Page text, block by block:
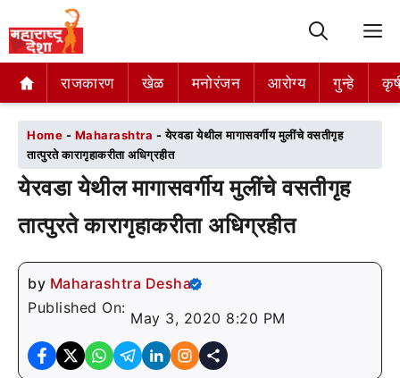
राजकारण खेळ मनोरंजन आरोग्य गुन्हे
राजकारण खेळ मनोरंजन आरोग्य गुन्हे
Home - Maharashtra -येरवडा येथील मागासवर्गीय मुलींचे वसतीगृह
तात्पुरते कारागृहाकरीता अधिग्रहीत
येरवडा येथील मागासवर्गीय मुलींचे वसतीगृह
तात्पुरते कारागृहाकरीता अधिग्रहीत
by Maharashtra Desha
Published On:
May 3, 2020 8:20 PM